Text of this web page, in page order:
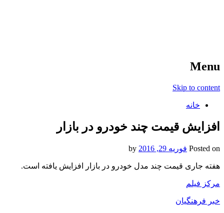
Menu
Skip to content
خانه
افزایش قیمت چند خودرو در بازار
Posted on فوریه 29, 2016
هفته جاری قیمت چند مدل خودرو در بازار افزایش یافته است.
مرکز فیلم
خبر فرهنگیان